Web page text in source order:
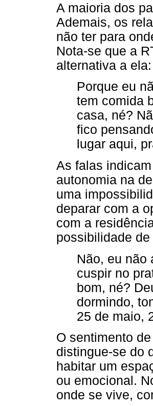
A maioria dos
Ademais, os
não ter para
Nota-se que a
alternativa a ela:
Porque eu
tem comida
casa, né?
fico
lugar aqui,
As falas
autonomia na
uma
deparar com a
com a
possibilidade de
Não, eu não
cuspir no
bom, né?
dormindo,
25 de maio,
O sentimento
distingue-se do
habitar um
ou emocional.
onde se vive,